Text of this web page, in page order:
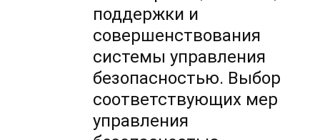
поддержки и
совершенствования
системы управления
безопасностью. Выбор
соответствующих мер
управления